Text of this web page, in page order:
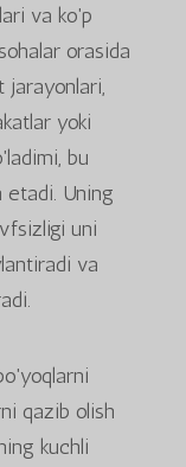
va ko'p
orasida
jarayonlari,
yoki
bu
etadi. Uning
uni
va
qazib olish
kuchli